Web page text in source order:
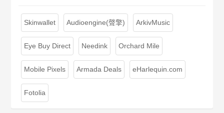
Skinwallet Audioengine(聲擎) ArkivMusic
Eye Buy Direct Needink Orchard Mile
Mobile Pixels Armada Deals eHarlequin.com
Fotolia